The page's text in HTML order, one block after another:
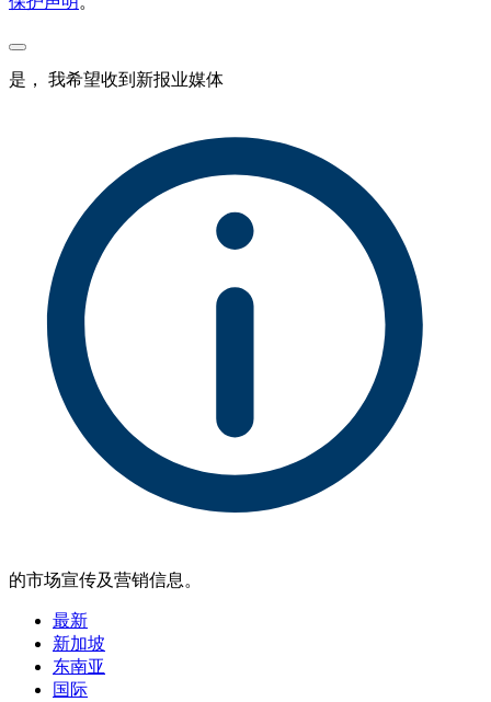
是， 我希望收到新报业媒体
的市场宣传及营销信息。
最新
新加坡
东南亚
国际